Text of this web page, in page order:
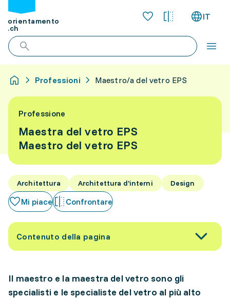
orientamento
.ch
IT
Professioni Maestro/a del vetro EPS
Professione
Maestra del vetro EPS
Maestro del vetro EPS
Architettura Architettura d'interni Design
Mi piace Confrontare
Contenuto della pagina
Il maestro e la maestra del vetro sono gli
specialisti e le specialiste del vetro al più alto